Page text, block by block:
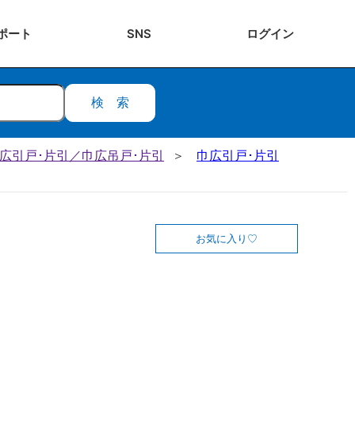
ート SNS ログイン
検索
引戸･片引／巾広吊戸･片引 巾広引戸･片引
お気に入り